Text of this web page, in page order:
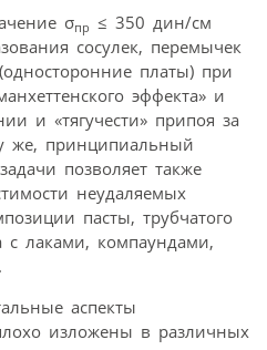
σпр ≤ 350 дин/см
сосулек, перемычек
платы) при
эффекта» и
и «тягучести» припоя за
же, принципиальный
позволяет также
неудаляемых
пасты, трубчатого
лаками, компаундами,
аспекты
изложены в различных